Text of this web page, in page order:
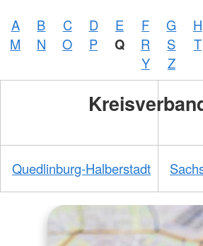
A B C D E F G H
M
N O P Q R S T
Y
Z
Quedlinburg-Halberstadt